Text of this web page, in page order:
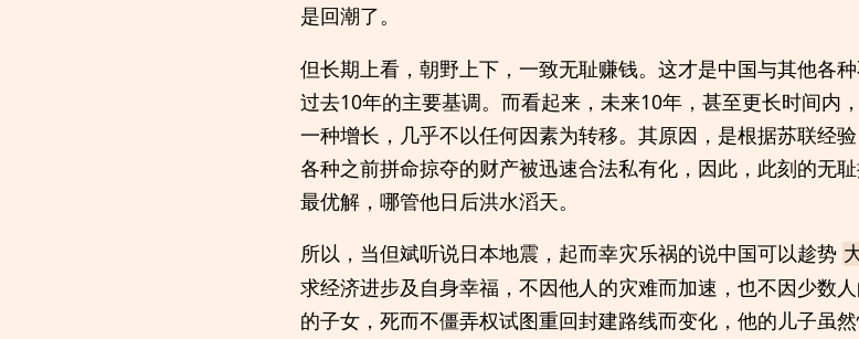
是回潮了。
但长期上看，朝野上下，一致无耻赚钱。这才是中国与其他各
过去10年的主要基调。而看起来，未来10年，甚至更长时间内
一种增长，几乎不以任何因素为转移。其原因，是根据苏联经
各种之前拼命掠夺的财产被迅速合法私有化，因此，此刻的无
最优解，哪管他日后洪水滔天。
所以，当但斌听说日本地震，起而幸灾乐祸的说中国可以趁势
求经济进步及自身幸福，不因他人的灾难而加速，也不因少数
的子女，死而不僵弄权试图重回封建路线而变化，他的儿子虽